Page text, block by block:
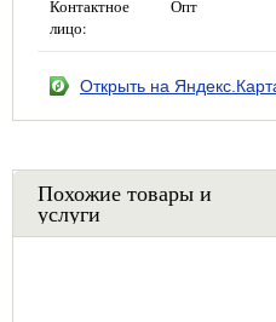
Контактное
лицо:
Опт
Открыть на
Похожие товары и
услуги